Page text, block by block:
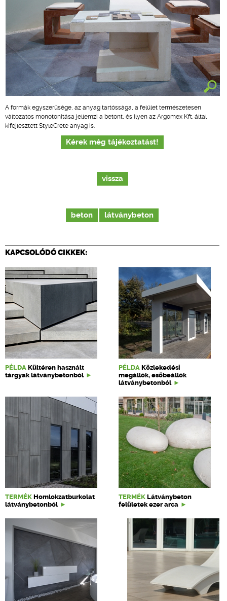
A formák egyszerűsége, az anyag tartóssága, a felület természetesen
változatos monotonitása jellemzi a betont, és ilyen az Argomex Kft. által
kifejlesztett StyleCrete anyag is.
Kérek még tájékoztatást!
vissza
beton látványbeton
KAPCSOLÓDÓ CIKKEK:
PÉLDA Kültéren használt
tárgyak látványbetonból
PÉLDA Közlekedési
megállók, esőbeállók
látványbetonból
TERMÉK Homlokzatburkolat
látványbetonból
TERMÉK Látványbeton
felületek ezer arca